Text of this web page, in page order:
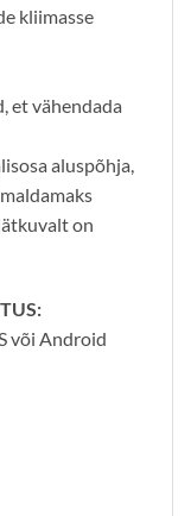
kliimasse
et vähendada
aluspõhja,
on
või Android